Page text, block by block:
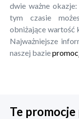
dwie ważne
tym czasie
obniżające wartość
Najważniejsze
naszej bazie
Te promocje